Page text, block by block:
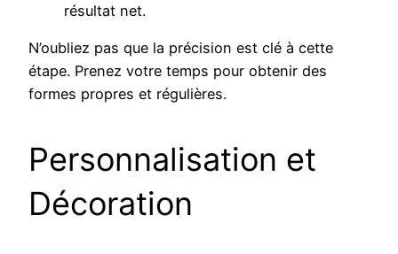
résultat net.
N’oubliez pas que la précision est clé à cette
étape. Prenez votre temps pour obtenir des
formes propres et régulières.
Personnalisation et
Décoration